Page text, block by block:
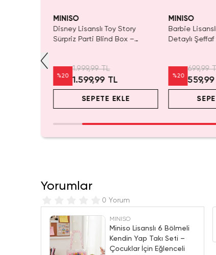
MINISO
Disney Lisanslı Toy Story
Sürpriz Parti Blind Box –
%20
1.999,99 TL
1.599,99 TL
SEPETE EKLE
MINISO
Barbie
Detaylı Şeffaf
%20
699,99
Yorumlar
0 Yorum
MINISO
Miniso Lisanslı 6 Bölmeli
Kendin Yap Takı Seti –
Çocuklar İçin Eğlenceli